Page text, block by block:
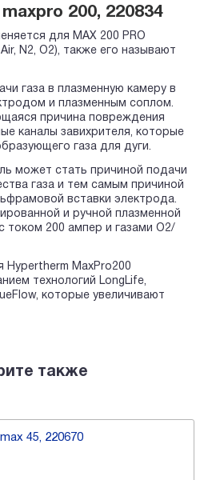
200, 220834
для MAX 200 PRO
N2, O2), также его называют
газа в плазменную камеру в
и плазменным соплом.
причина повреждения
каналы завихрителя, которые
газа для дуги.
может стать причиной подачи
газа и тем самым причиной
вставки электрода.
и ручной плазменной
током 200 ампер и газами O2/
MaxPro200
технологий LongLife,
которые увеличивают
также
45, 220670